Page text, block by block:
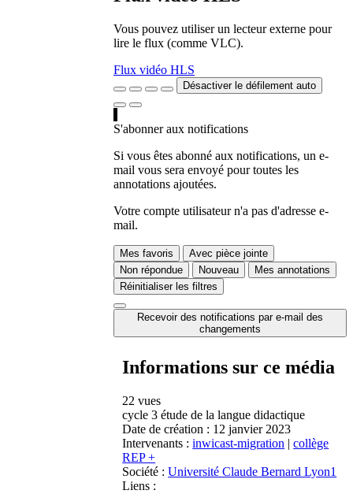
Vous pouvez utiliser un lecteur externe pour
lire le flux (comme VLC).
Flux vidéo HLS
Désactiver le défilement auto
S'abonner aux notifications
Si vous êtes abonné aux notifications, un e-
mail vous sera envoyé pour toutes les
annotations ajoutées.
Votre compte utilisateur n'a pas d'adresse e-
mail.
Mes favoris
Avec pièce jointe
Non répondue
Nouveau
Mes annotations
Réinitialiser les filtres
Recevoir des notifications par e-mail des
changements
Informations sur ce média
22 vues
cycle 3 étude de la langue didactique
Date de création : 12 janvier 2023
Intervenants : inwicast-migration |collège
REP +
Société : Université Claude Bernard Lyon1
Liens :